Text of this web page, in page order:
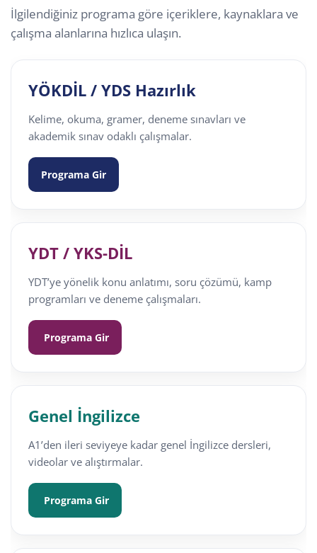
İlgilendiğiniz programa göre içeriklere, kaynaklara ve
çalışma alanlarına hızlıca ulaşın.
YÖKDİL / YDS Hazırlık
Kelime, okuma, gramer, deneme sınavları ve
akademik sınav odaklı çalışmalar.
Programa Gir
YDT / YKS-DİL
YDT’ye yönelik konu anlatımı, soru çözümü, kamp
programları ve deneme çalışmaları.
Programa Gir
Genel İngilizce
A1’den ileri seviyeye kadar genel İngilizce dersleri,
videolar ve alıştırmalar.
Programa Gir